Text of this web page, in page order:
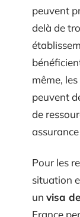
peuvent
delà de
même,
peuvent
de
Pour les
situation
un visa
France